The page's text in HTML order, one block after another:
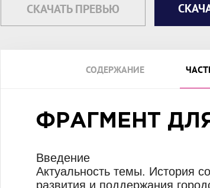
СКАЧАТЬ ПРЕВЬЮ
СОДЕРЖАНИЕ
ФРАГМЕНТ
Введение
Актуальность темы. История
развития и поддержания